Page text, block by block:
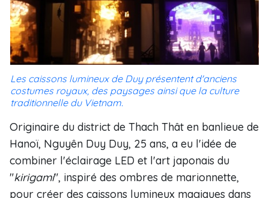
Les caissons lumineux de Duy présentent d'anciens
costumes royaux, des paysages ainsi que la culture
traditionnelle du Vietnam.
Originaire du district de Thach Thât en banlieue de
Hanoï, Nguyên Duy Duy, 25 ans, a eu l'idée de
combiner l'éclairage LED et l'art japonais du
"kirigami", inspiré des ombres de marionnette,
pour créer des caissons lumineux magiques dans